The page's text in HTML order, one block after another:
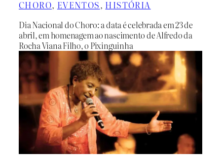
CHORO, EVENTOS, HISTÓRIA
Dia Nacional do Choro: a data é celebrada em 23 de
abril, em homenagem ao nascimento de Alfredo da
Rocha Viana Filho, o Pixinguinha